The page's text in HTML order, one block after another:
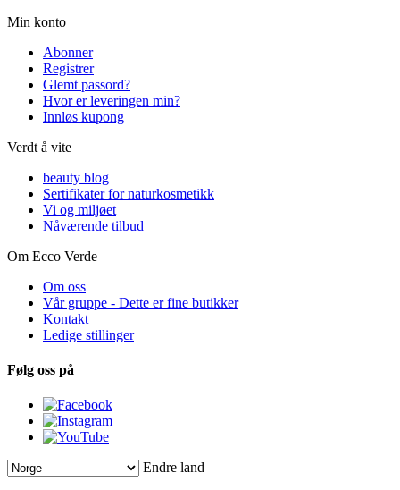
Min konto
Abonner
Registrer
Glemt passord?
Hvor er leveringen min?
Innløs kupong
Verdt å vite
beauty blog
Sertifikater for naturkosmetikk
Vi og miljøet
Nåværende tilbud
Om Ecco Verde
Om oss
Vår gruppe - Dette er fine butikker
Kontakt
Ledige stillinger
Følg oss på
Endre land